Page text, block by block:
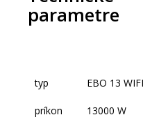
parametre
typ EBO 13 WIFI
príkon 13000 W